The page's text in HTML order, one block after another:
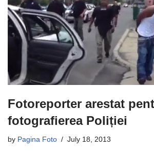
Fotoreporter arestat
fotografierea Poliției
by Pagina Foto July 18, 2013